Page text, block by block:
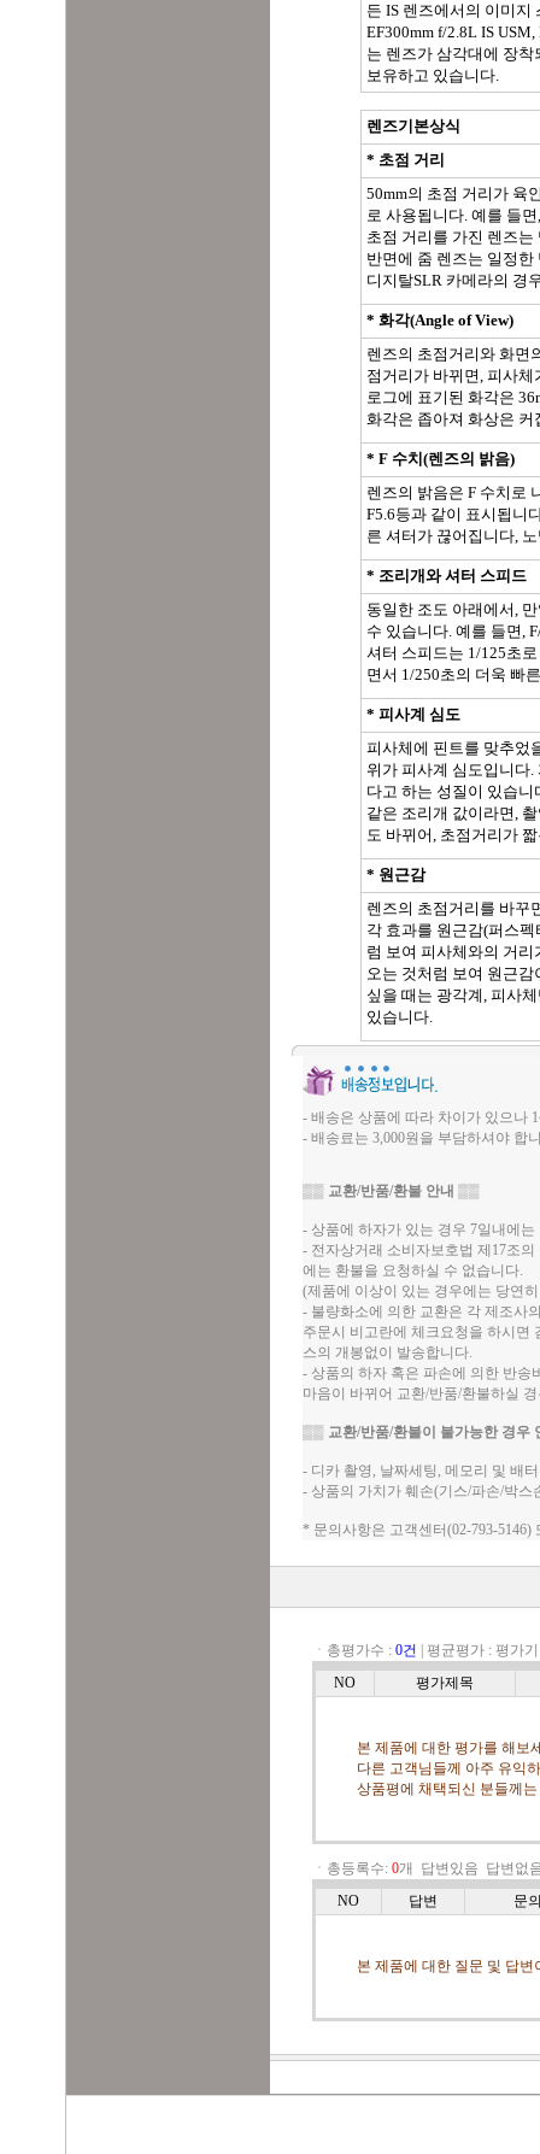
든 IS 렌즈에서의 이미
EF300mm f/2.8L IS
는 렌즈가 삼각대에 장
보유하고 있습니다.
렌즈기본상식
* 초점 거리
50mm의 초점 거리가 육
로 사용됩니다. 예를 들
초점 거리를 가진 렌즈
반면에 줌 렌즈는 일정
디지탈SLR 카메라의 경
* 화각(Angle of View)
렌즈의 초점거리와 화면
점거리가 바뀌면, 피사
로그에 표기된 화각은
화각은 좁아져 화상은 커
* F 수치(렌즈의 밝음)
렌즈의 밝음은 F 수치로
F5.6등과 같이 표시됩니
른 셔터가 끊어집니다,
* 조리개와 셔터 스피드
동일한 조도 아래에서,
수 있습니다. 예를 들면,
셔터 스피드는 1/125초
면서 1/250초의 더욱 빠
* 피사계 심도
피사체에 핀트를 맞추었
위가 피사계 심도입니다
다고 하는 성질이 있습
같은 조리개 값이라면,
도 바뀌어, 초점거리가
* 원근감
렌즈의 초점거리를 바꾸
각 효과를 원근감(퍼스
럼 보여 피사체와의 거
오는 것처럼 보여 원근
싶을 때는 광각계, 피사
있습니다.
- 배송은 상품에 따라 차이가 있으나
- 배송료는 3,000원을 부담하셔야 합
▒▒ 교환/반품/환불 안내 ▒▒
- 상품에 하자가 있는 경우 7일내에
- 전자상거래 소비자보호법 제17조
에는 환불을 요청하실 수 없습니다.
(제품에 이상이 있는 경우에는 당연
- 불량화소에 의한 교환은 각 제조사
주문시 비고란에 체크요청을 하시면
스의 개봉없이 발송합니다.
- 상품의 하자 혹은 파손에 의한 반송
마음이 바뀌어 교환/반품/환불하실
▒▒ 교환/반품/환불이 불가능한 경우
- 디카 촬영, 날짜세팅, 메모리 및 배
- 상품의 가치가 훼손(기스/파손/박
* 문의사항은 고객센터(02-793-5146)
ㆍ총평가수 : 0건 평균평가 : 평가
NO
평가제목
본 제품에 대한 평가를 해보
다른 고객님들께 아주 유익
상품평에 채택되신 분들께
ㆍ총등록수: 0개 답변있음 답변없
NO
답변 문
본 제품에 대한 질문 및 답